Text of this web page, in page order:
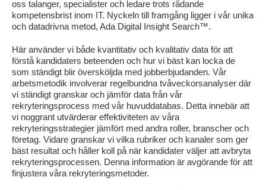
oss talanger, specialister och ledare trots rådande
kompetensbrist inom IT. Nyckeln till framgång ligger i vår unika
och datadrivna metod, Ada Digital Insight Search™.
Här använder vi både kvantitativ och kvalitativ data för att
förstå kandidaters beteenden och hur vi bäst kan locka de
som ständigt blir översköljda med jobberbjudanden. Vår
arbetsmetodik involverar regelbundna tvåveckorsanalyser där
vi ständigt granskar och jämför data från vår
rekryteringsprocess med vår huvuddatabas. Detta innebär att
vi noggrant utvärderar effektiviteten av våra
rekryteringsstrategier jämfört med andra roller, branscher och
företag. Vidare granskar vi vilka rubriker och kanaler som ger
bäst resultat och håller koll på när kandidater väljer att avbryta
rekryteringsprocessen. Denna information är avgörande för att
finjustera våra rekryteringsmetoder.